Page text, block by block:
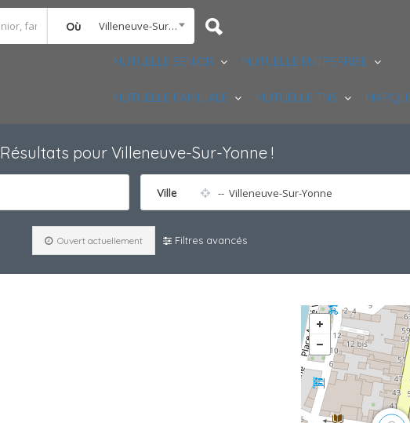
Où Villeneuve-Sur-Yonne
MUTUELLE SENIOR MUTUELLE ENTREPRISE
MUTUELLE FAMILIALE MUTUELLE TNS
Résultats pour Villeneuve-Sur-Yonne!
Ville -- Villeneuve-Sur-Yonne
Ouvert actuellement Filtres avancés